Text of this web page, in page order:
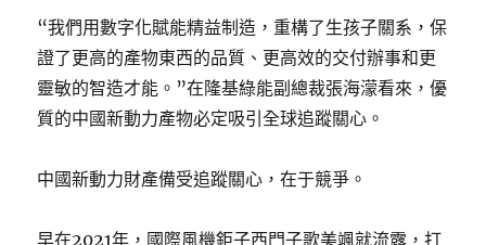
“我們用數字化賦能精益制造，重構了生孩子關系，保
證了更高的產物東西的品質、更高效的交付辦事和更
靈敏的智造才能。”在隆基綠能副總裁張海濛看來，優
質的中國新動力產物必定吸引全球追蹤關心。
中國新動力財產備受追蹤關心，在于競爭。
早在2021年，國際風機鉅子西門子歌美颯就流露，打